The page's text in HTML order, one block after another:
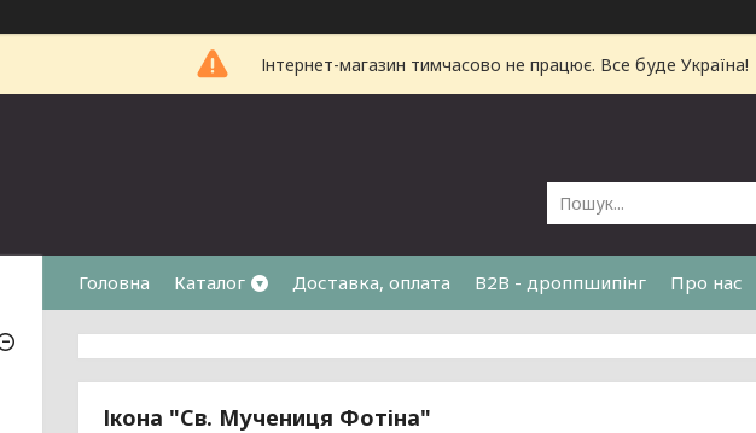
Інтернет-магазин тимчасово не працює. Все буде Україна!
Головна Каталог Доставка, оплата B2B - дроппшипінг Про нас
Ікона "Св. Мучениця Фотіна"